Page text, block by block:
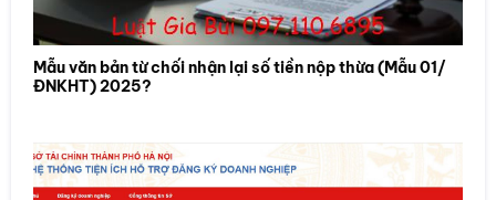
Mẫu văn bản từ chối nhận lại số tiền nộp thừa (Mẫu 01/
ĐNKHT) 2025?